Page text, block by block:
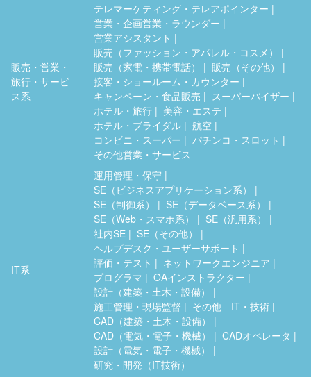
販売・営業・
旅行・サービ
ス系
テレマーケティング・テレアポインター
営業・企画営業・ラウンダー
営業アシスタント
販売（ファッション・アパレル・コスメ）
販売（家電・携帯電話）
販売（その他）
接客・ショールーム・カウンター
キャンペーン・食品販売
スーパーバイザー
ホテル・旅行
美容・エステ
ホテル・ブライダル
航空
コンビニ・スーパー
パチンコ・スロット
その他営業・サービス
IT系
運用管理・保守
SE（ビジネスアプリケーション系）
SE（制御系）
SE（データベース系）
SE（Web・スマホ系）
SE（汎用系）
社内SE
SE（その他）
ヘルプデスク・ユーザーサポート
評価・テスト
ネットワークエンジニア
プログラマ
OAインストラクター
設計（建築・土木・設備）
施工管理・現場監督
その他 IT・技術
CAD（建築・土木・設備）
CAD（電気・電子・機械）
CADオペレータ
設計（電気・電子・機械）
研究・開発（IT技術）